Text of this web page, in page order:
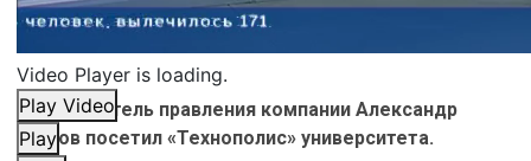
Video Player is loading.
Play Video
Play
Председатель правления компании Александр
Дюков посетил «Технополис» университета.